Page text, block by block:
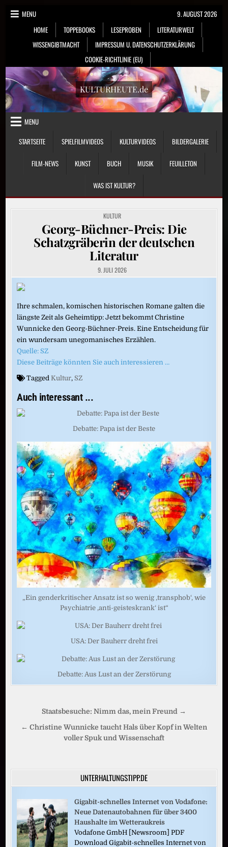
Skip
MENU
HOME
TOPPEBOOKS LESEPROBEN
LITERATURWELT
WISSENGIBTMACHT
IMPRESSUM U. DATENSCHUTZERKLÄRUNG
COOKIE-RICHTLINIE (EU)
9. AUGUST 2026
KULTURHEUTE.de
MENU
STARTSEITE
SPIELFILMVIDEOS KULTURVIDEOS BILDERGALERIE
FILM-NEWS KUNST BUCH MUSIK FEUILLETON
WAS IST KULTUR?
POSTED
IN
KULTUR
Georg-Büchner-Preis: Die
Schatzgräberin der deutschen
Literatur
9. JULI 2026
Ihre schmalen, komischen historischen Romane galten die
längste Zeit als Geheimtipp: Jetzt bekommt Christine
Wunnicke den Georg-Büchner-Preis. Eine Entscheidung für
ein wundersam unegomanisches Erzählen.
Quelle: SZ
Diese Beiträge könnten Sie auch interessieren …
Tagged Kultur, SZ
Auch interessant ...
Debatte: Papa ist der Beste
„Ein genderkritischer Ansatz ist so wenig ‚transphob‘, wie
Psychiatrie ‚anti-geisteskrank‘ ist“
USA: Der Bauherr dreht frei
Debatte: Aus Lust an der Zerstörung
Beitragsnavigation
Staatsbesuche: Nimm das, mein Freund →
← Christine Wunnicke taucht Hals über Kopf in Welten
voller Spuk und Wissenschaft
UNTERHALTUNGSTIPP.DE
Gigabit-schnelles Internet von Vodafone:
Neue Datenautobahnen für über 3400
Haushalte im Wetteraukreis
Vodafone GmbH [Newsroom] PDF
Download Gigabit-schnelles Internet von